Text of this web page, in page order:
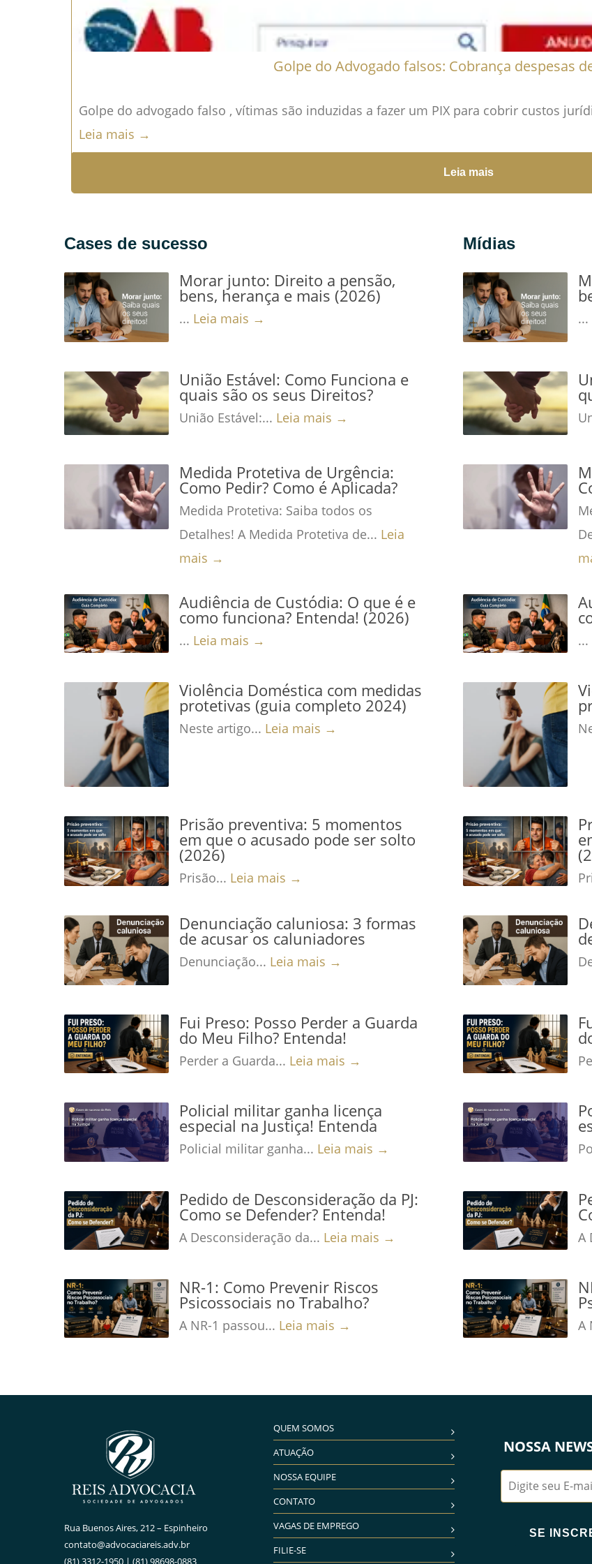
Golpe do Advogado falsos: Cobrança despesas
Golpe do advogado falso , vítimas são induzidas a fazer um PIX para cobrir custos
Leia mais →
Leia mais
Cases de sucesso
Morar junto: Direito a pensão,
bens, herança e mais (2026)
... Leia mais →
União Estável: Como Funciona e
quais são os seus Direitos?
União Estável:... Leia mais →
Medida Protetiva de Urgência:
Como Pedir? Como é Aplicada?
Medida Protetiva: Saiba todos os
Detalhes! A Medida Protetiva de... Leia
mais →
Audiência de Custódia: O que é e
como funciona? Entenda! (2026)
... Leia mais →
Violência Doméstica com medidas
protetivas (guia completo 2024)
Neste artigo... Leia mais →
Prisão preventiva: 5 momentos
em que o acusado pode ser solto
(2026)
Prisão... Leia mais →
Denunciação caluniosa: 3 formas
de acusar os caluniadores
Denunciação... Leia mais →
Fui Preso: Posso Perder a Guarda
do Meu Filho? Entenda!
Perder a Guarda... Leia mais →
Policial militar ganha licença
especial na Justiça! Entenda
Policial militar ganha... Leia mais →
Pedido de Desconsideração da PJ:
Como se Defender? Entenda!
A Desconsideração da... Leia mais →
NR-1: Como Prevenir Riscos
Psicossociais no Trabalho?
A NR-1 passou... Leia mais →
Mídias
...
...
A
A
Rua Buenos Aires, 212 – Espinheiro
contato@advocaciareis.adv.br
(81) 3312-1950 | (81) 98698-0883
QUEM SOMOS
ATUAÇÃO
NOSSA EQUIPE
CONTATO
VAGAS DE EMPREGO
FILIE-SE
NOSSA